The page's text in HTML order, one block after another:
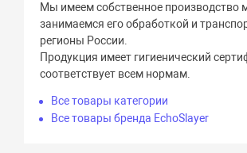
Мы имеем собственное производство
занимаемся его обработкой и
регионы России.
Продукция имеет гигиенический
соответствует всем нормам.
Все товары категории
Все товары бренда EchoSlayer